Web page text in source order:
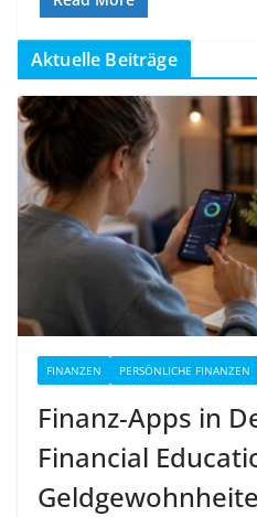
Aktuelle Beiträge
FINANZEN PERSÖNLICHE FINANZEN
Finanz-Apps in
Financial